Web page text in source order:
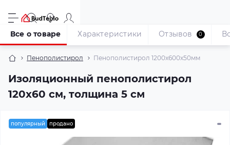
Пенополистирол Пенополистирол 1200x600x50мм
Изоляционный пенополистирол
120x60 см, толщина 5 см
Все о товаре Характеристики Отзывов 0
популярный продано